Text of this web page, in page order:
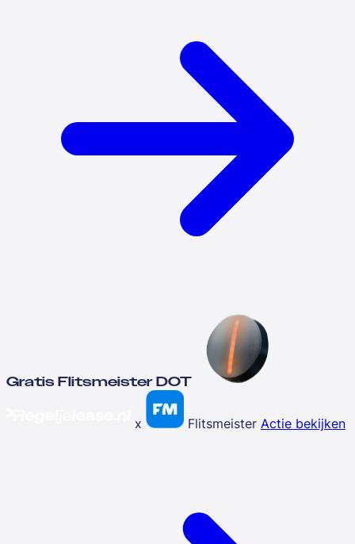
Gratis Flitsmeister DOT
x Flitsmeister Actie bekijken